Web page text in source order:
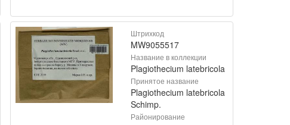
Штрихкод
MW9055517
Название в коллекции
Plagiothecium latebricola
Принятое название
Plagiothecium latebricola
Schimp.
Районирование